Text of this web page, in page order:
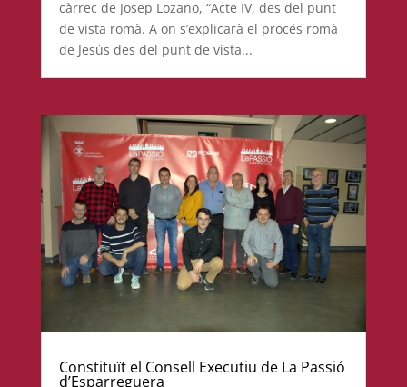
càrrec de Josep Lozano, “Acte IV, des del punt
de vista romà. A on s’explicarà el procés romà
de Jesús des del punt de vista...
Constituït el Consell Executiu de La Passió
d’Esparreguera